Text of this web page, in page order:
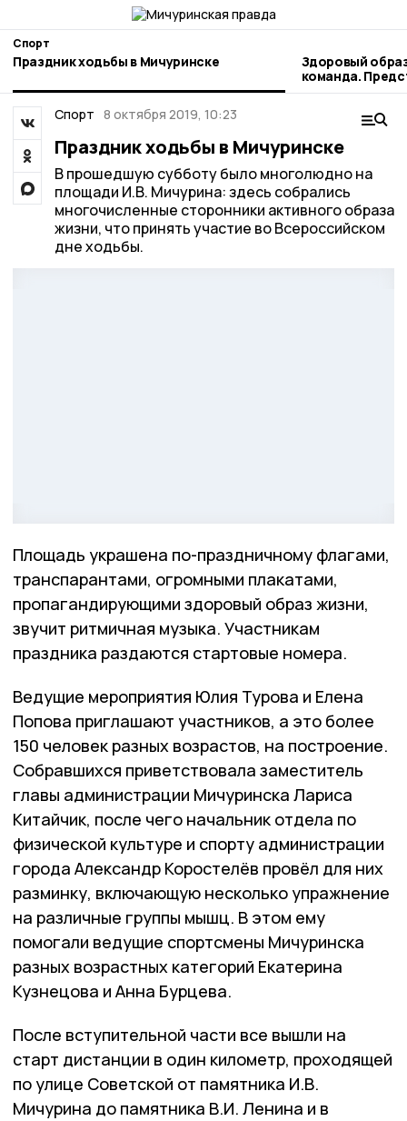
Спорт
Праздник ходьбы в Мичуринске
Здоровый
команда.
наукограда
Спорт 8 октября 2019, 10:23
Праздник ходьбы в Мичуринске
В прошедшую субботу было многолюдно на
площади И.В. Мичурина: здесь собрались
многочисленные сторонники активного образа
жизни, что принять участие во Всероссийском
дне ходьбы.
Площадь украшена по-праздничному флагами,
транспарантами, огромными плакатами,
пропагандирующими здоровый образ жизни,
звучит ритмичная музыка. Участникам
праздника раздаются стартовые номера.
Ведущие мероприятия Юлия Турова и Елена
Попова приглашают участников, а это более
150 человек разных возрастов, на построение.
Собравшихся приветствовала заместитель
главы администрации Мичуринска Лариса
Китайчик, после чего начальник отдела по
физической культуре и спорту администрации
города Александр Коростелёв провёл для них
разминку, включающую несколько упражнение
на различные группы мышц. В этом ему
помогали ведущие спортсмены Мичуринска
разных возрастных категорий Екатерина
Кузнецова и Анна Бурцева.
После вступительной части все вышли на
старт дистанции в один километр, проходящей
по улице Советской от памятника И.В.
Мичурина до памятника В.И. Ленина и в